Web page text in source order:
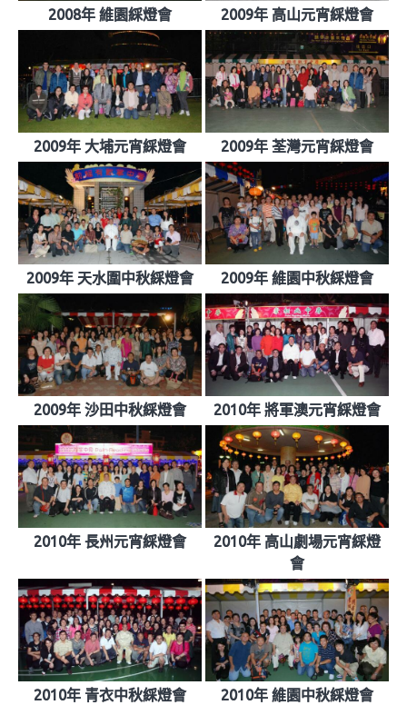
2008年 維園綵燈會 2009年 高山元宵綵燈會
2009年 大埔元宵綵燈會 2009年 荃灣元宵綵燈會
2009年 天水圍中秋綵燈會 2009年 維園中秋綵燈會
2009年 沙田中秋綵燈會 2010年 將軍澳元宵綵燈會
2010年 長州元宵綵燈會
2010年 高山劇場元宵綵燈
會
2010年 青衣中秋綵燈會 2010年 維園中秋綵燈會